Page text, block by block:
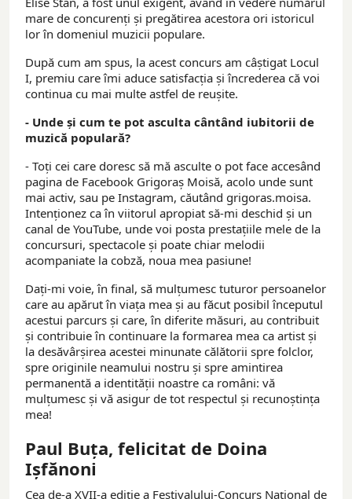
mare de concurenți și pregătirea acestora ori istoricul
lor în domeniul muzicii populare.
După cum am spus, la acest concurs am câștigat Locul
I, premiu care îmi aduce satisfacția și încrederea că voi
continua cu mai multe astfel de reușite.
- Unde și cum te pot asculta cântând iubitorii de
muzică populară?
- Toți cei care doresc să mă asculte o pot face accesând
pagina de Facebook Grigoraș Moisă, acolo unde sunt
mai activ, sau pe Instagram, căutând grigoras.moisa.
Intenționez ca în viitorul apropiat să-mi deschid și un
canal de YouTube, unde voi posta prestațiile mele de la
concursuri, spectacole și poate chiar melodii
acompaniate la cobză, noua mea pasiune!
Dați-mi voie, în final, să mulțumesc tuturor persoanelor
care au apărut în viața mea și au făcut posibil începutul
acestui parcurs și care, în diferite măsuri, au contribuit
și contribuie în continuare la formarea mea ca artist și
la desăvârșirea acestei minunate călătorii spre folclor,
spre originile neamului nostru și spre amintirea
permanentă a identității noastre ca români: vă
mulțumesc și vă asigur de tot respectul și recunoștința
mea!
Paul Buța, felicitat de Doina
Ișfănoni
Cea de-a XVII-a ediție a Festivalului-Concurs Național de